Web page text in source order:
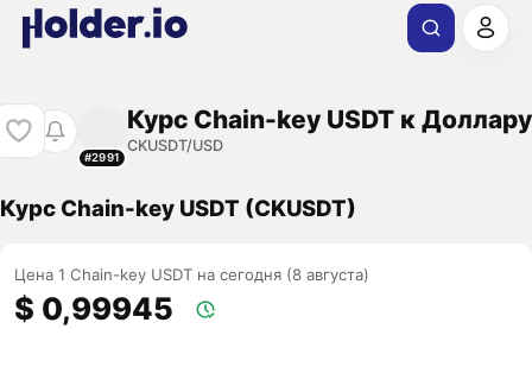
#2991
Курс Chain-key USDT к Доллару
CKUSDT/USD
Курс Chain-key USDT (CKUSDT)
Цена 1 Chain-key USDT на сегодня (8 августа)
$ 0,99945